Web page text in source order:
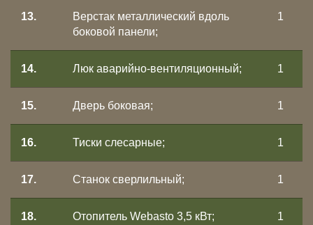
13.
Верстак металлический вдоль
боковой панели;
1
14. Люк аварийно-вентиляционный; 1
15. Дверь боковая; 1
16. Тиски слесарные; 1
17. Станок сверлильный; 1
18. Отопитель Webasto 3,5 кВт; 1